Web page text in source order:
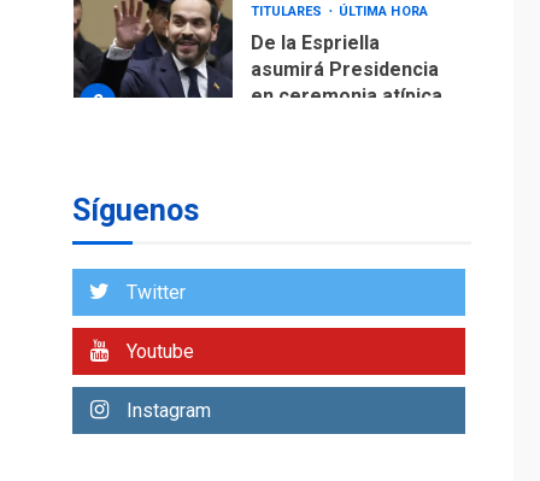
2
TITULARES
ÚLTIMA HORA
De la Espriella
asumirá Presidencia
en ceremonia atípica
3
de diálogo en
4
POLÍTICA
TITULARES
Gobierno y AN2015 en
diálogo
Síguenos
Twitter
Youtube
Instagram